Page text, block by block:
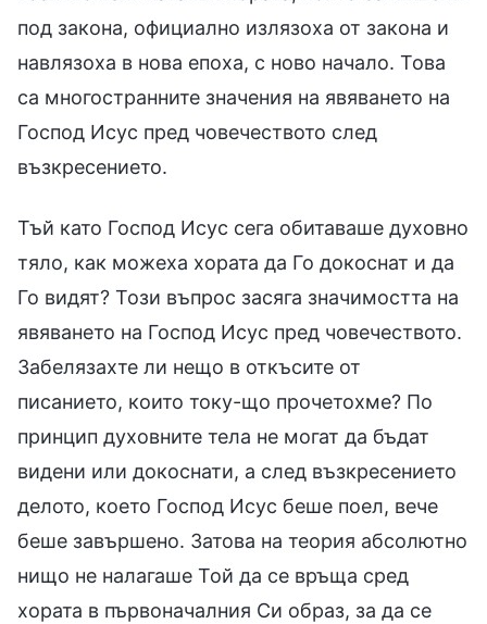
под закона, официално излязоха от закона и
навлязоха в нова епоха, с ново начало. Това
са многостранните значения на явяването на
Господ Исус пред човечеството след
възкресението.
Тъй като Господ Исус сега обитаваше духовно
тяло, как можеха хората да Го докоснат и да
Го видят? Този въпрос засяга значимостта на
явяването на Господ Исус пред човечеството.
Забелязахте ли нещо в откъсите от
писанието, които току-що прочетохме? По
принцип духовните тела не могат да бъдат
видени или докоснати, а след възкресението
делото, което Господ Исус беше поел, вече
беше завършено. Затова на теория абсолютно
нищо не налагаше Той да се връща сред
хората в първоначалния Си образ, за да се